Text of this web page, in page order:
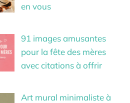
en vous
91 images amusantes
pour la fête des mères
avec citations à offrir
Art mural minimaliste à